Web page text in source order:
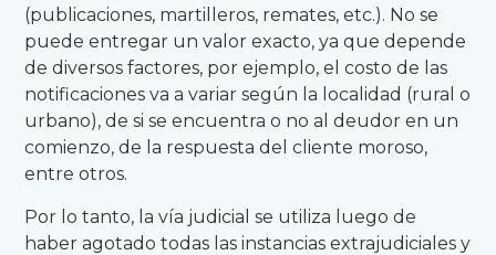
(publicaciones, martilleros, remates, etc.). No se
puede entregar un valor exacto, ya que depende
de diversos factores, por ejemplo, el costo de las
notificaciones va a variar según la localidad (rural o
urbano), de si se encuentra o no al deudor en un
comienzo, de la respuesta del cliente moroso,
entre otros.
Por lo tanto, la vía judicial se utiliza luego de
haber agotado todas las instancias extrajudiciales y